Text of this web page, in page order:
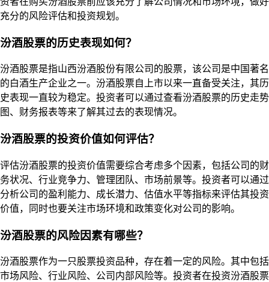
充分的风险评估和投资规划。
汾酒股票的历史表现如何？
汾酒股票是指山西汾酒股份有限公司的股票，该公司是中国著名
的白酒生产企业之一。汾酒股票自上市以来一直备受关注，其历
史表现一直较为稳定。投资者可以通过查看汾酒股票的历史走势
图、财务报表等来了解其过去的表现情况。
汾酒股票的投资价值如何评估？
评估汾酒股票的投资价值需要综合考虑多个因素，包括公司的财
务状况、行业竞争力、管理团队、市场前景等。投资者可以通过
分析公司的盈利能力、成长潜力、估值水平等指标来评估其投资
价值，同时也要关注市场环境和政策变化对公司的影响。
汾酒股票的风险因素有哪些？
汾酒股票作为一只股票投资品种，存在着一定的风险。其中包括
市场风险、行业风险、公司内部风险等。投资者在投资汾酒股票